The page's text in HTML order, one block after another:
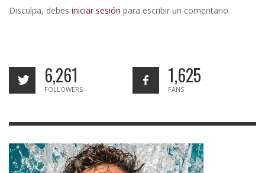
Disculpa, debes iniciar sesión para escribir un comentario.
6,261
FOLLOWERS
1,625
FANS